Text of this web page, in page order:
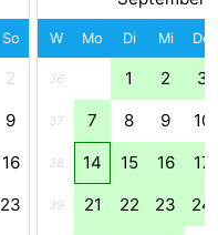
So
2
9
16
23
W Mo Di Mi Do
36 1 2 3
37 7 8 9 10
38 14 15 16 17
39 21 22 23 24